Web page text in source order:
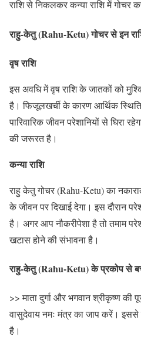
राशि से निकलकर कन्या राशि में गोचर
राहु-केतु (Rahu-Ketu) गोचर से इन
वृष राशि
इस अवधि में वृष राशि के जातकों को
है। फिजूलखर्ची के कारण आर्थिक
पारिवारिक जीवन परेशानियों से घिरा
की जरूरत है।
कन्या राशि
राहु केतु गोचर (Rahu-Ketu) का
के जीवन पर दिखाई देगा। इस दौरान
है। अगर आप नौकरीपेशा है तो तमाम
खटास होने की संभावना है।
राहु-केतु (Rahu-Ketu) के प्रकोप से
>> माता दुर्गा और भगवान श्रीकृष्ण
वासुदेवाय नमः मंत्र का जाप करें। इससे
है।